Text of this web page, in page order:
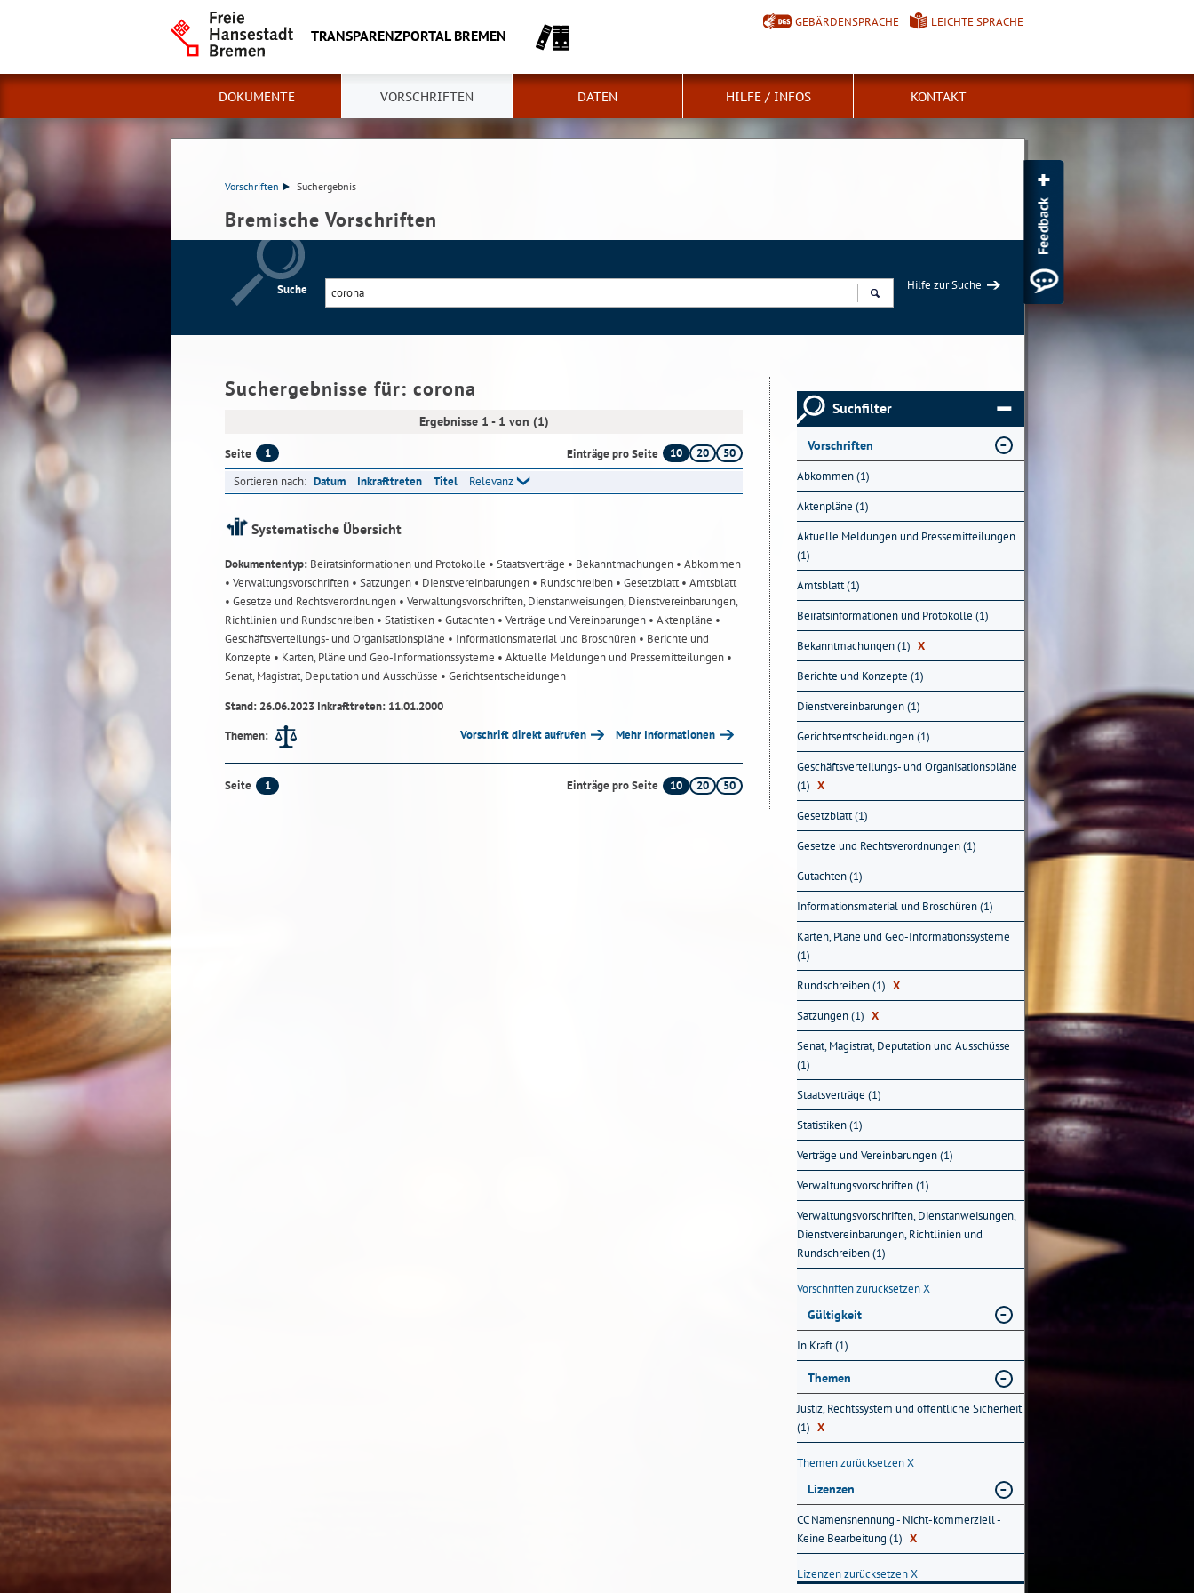
TRANSPARENZPORTAL BREMEN
GEBÄRDENSPRACHE LEICHTE SPRACHE
DOKUMENTE VORSCHRIFTEN DATEN HILFE / INFOS KONTAKT
Vorschriften Suchergebnis
Bremische Vorschriften
Suche
Hilfe zur Suche
Suchergebnisse für: corona
Ergebnisse 1 - 1 von (1)
Seite 1 Einträge pro Seite 10 20
50
Sortieren nach: Datum Inkrafttreten Titel Relevanz
Systematische Übersicht
Dokumententyp: Beiratsinformationen und Protokolle • Staatsverträge • Bekanntmachungen • Abkommen
• Verwaltungsvorschriften • Satzungen • Dienstvereinbarungen • Rundschreiben • Gesetzblatt• Amtsblatt
• Gesetze und Rechtsverordnungen • Verwaltungsvorschriften, Dienstanweisungen, Dienstvereinbarungen,
Richtlinien und Rundschreiben • Statistiken • Gutachten • Verträge und Vereinbarungen • Aktenpläne •
Geschäftsverteilungs- und Organisationspläne • Informationsmaterial und Broschüren • Berichte und
Konzepte • Karten, Pläne und Geo-Informationssysteme • Aktuelle Meldungen und Pressemitteilungen •
Senat, Magistrat, Deputation und Ausschüsse • Gerichtsentscheidungen
Stand: 26.06.2023 Inkrafttreten: 11.01.2000
Themen:
Vorschrift direkt aufrufen Mehr Informationen
Seite 1 Einträge pro Seite 10 20 50
Suchfilter
Vorschriften
Abkommen (1)
Aktenpläne (1)
Aktuelle Meldungen und Pressemitteilungen
(1)
Amtsblatt (1)
Beiratsinformationen und Protokolle (1)
Bekanntmachungen (1) X
Berichte und Konzepte (1)
Dienstvereinbarungen (1)
Gerichtsentscheidungen (1)
Geschäftsverteilungs- und Organisationspläne
(1) X
Gesetzblatt (1)
Gesetze und Rechtsverordnungen (1)
Gutachten (1)
Informationsmaterial und Broschüren (1)
Karten, Pläne und Geo-Informationssysteme
(1)
Rundschreiben (1) X
Satzungen (1) X
Senat, Magistrat, Deputation und Ausschüsse
(1)
Staatsverträge (1)
Statistiken (1)
Verträge und Vereinbarungen (1)
Verwaltungsvorschriften (1)
Verwaltungsvorschriften, Dienstanweisungen,
Dienstvereinbarungen, Richtlinien und
Rundschreiben (1)
Vorschriften zurücksetzenX
Gültigkeit
In Kraft (1)
Themen
Justiz, Rechtssystem und öffentliche Sicherheit
(1) X
Themen zurücksetzenX
Lizenzen
CC Namensnennung - Nicht-kommerziell -
Keine Bearbeitung (1) X
Lizenzen zurücksetzenX